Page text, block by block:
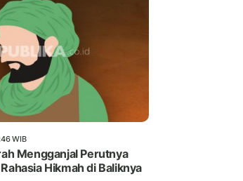
WIB
Mengganjal Perutnya
Hikmah di Baliknya